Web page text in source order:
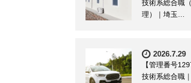
技術系総合職
理）｜埼玉…
2026.7.29
【管理番号
技術系総合職